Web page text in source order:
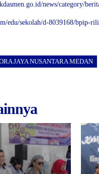
news/category/
edu/sekolah/d-8039168/bpip-
JAYA NUSANTARA MEDAN